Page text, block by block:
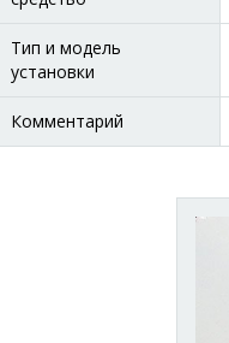
Тип и модель
установки
Комментарий